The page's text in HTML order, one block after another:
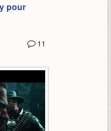
pour
11